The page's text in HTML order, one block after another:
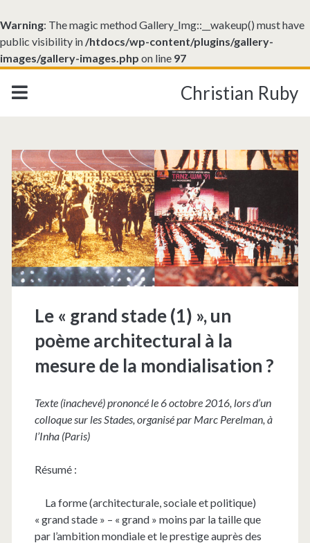
Warning: The magic method Gallery_Img::__wakeup() must have
public visibility in /htdocs/wp-content/plugins/gallery-
images/gallery-images.php on line 97
Christian Ruby
Le « grand stade (1) », un
poème architectural à la
mesure de la mondialisation ?
Texte (inachevé) prononcé le 6 octobre 2016, lors d’un
colloque sur les Stades, organisé par Marc Perelman, à
l’Inha (Paris)
Résumé :
La forme (architecturale, sociale et politique)
« grand stade » – « grand » moins par la taille que
par l’ambition mondiale et le prestige auprès des